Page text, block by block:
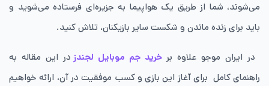
می‌شوند، شما از طریق یک هواپیما به جزیره‌ای فرستاده می‌شوید و
باید برای زنده ماندن و شکست سایر بازیکنان، تلاش کنید.
در ایران موجو علاوه برخرید جم موبایل لجندز در این مقاله به
راهنمای کامل برای آغاز این بازی و کسب موفقیت در آن، ارائه خواهیم